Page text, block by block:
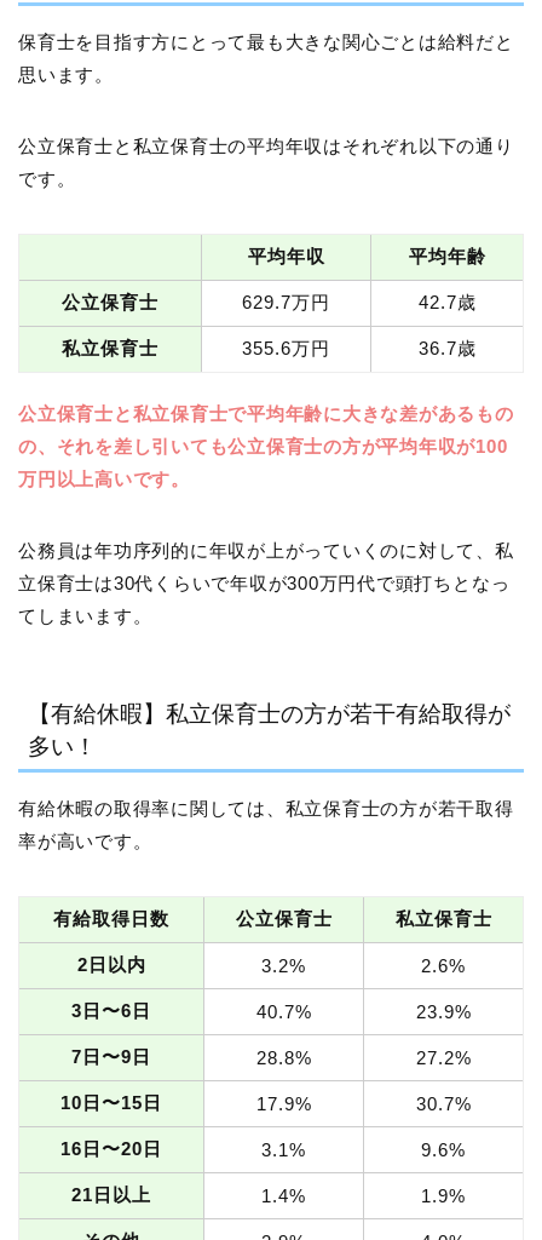
保育士を目指す方にとって最も大きな関心ごとは給料だと
思います。
公立保育士と私立保育士の平均年収はそれぞれ以下の通り
です。
平均年収 平均年齢
公立保育士 629.7万円 42.7歳
私立保育士 355.6万円 36.7歳
公立保育士と私立保育士で平均年齢に大きな差があるもの
の、それを差し引いても公立保育士の方が平均年収が100
万円以上高いです。
公務員は年功序列的に年収が上がっていくのに対して、私
立保育士は30代くらいで年収が300万円代で頭打ちとなっ
てしまいます。
【有給休暇】私立保育士の方が若干有給取得が
多い！
有給休暇の取得率に関しては、私立保育士の方が若干取得
率が高いです。
有給取得日数 公立保育士 私立保育士
2日以内 3.2% 2.6%
3日〜6日 40.7% 23.9%
7日〜9日 28.8% 27.2%
10日〜15日 17.9% 30.7%
16日〜20日 3.1% 9.6%
21日以上 1.4% 1.9%